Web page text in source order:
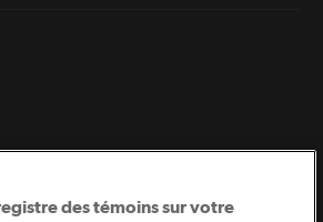
des témoins sur votre